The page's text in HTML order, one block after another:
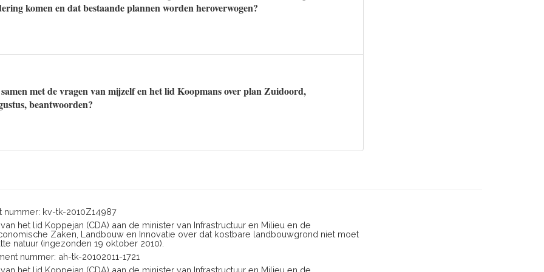
komen en dat bestaande plannen worden heroverwogen?
met de vragen van mijzelf en het lid Koopmans over plan Zuidoord,
beantwoorden?
kv-tk-2010Z14987
het lid Koppejan (CDA) aan de minister van Infrastructuur en Milieu en de
Zaken, Landbouw en Innovatie over dat kostbare landbouwgrond niet moet
natuur (ingezonden 19 oktober 2010).
nummer: ah-tk-20102011-1721
het lid Koppejan (CDA) aan de minister van Infrastructuur en Milieu en de